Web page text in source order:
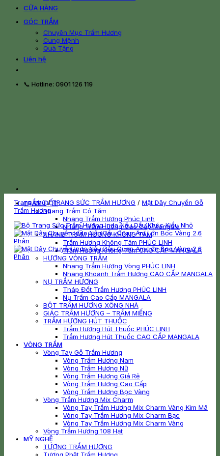
CỬA HÀNG
GÓC TRẦM
Chuyên Mục Trầm Hương
Cung Mệnh
Quà Tặng
Liên hệ
📞 Hotline: 0901 126 119
TRẦM ĐỐT
Nhang Trầm Có Tăm
Nhang Trầm Hương Phúc Linh
Nhang Trầm Hương Cao Cấp Mangala
NHANG TRẦM HƯƠNG KHÔNG TĂM
Trầm Hương Không Tăm PHÚC LINH
Trầm Hương Không Tăm CAO CẤP MANGALA
HƯƠNG VÒNG TRẦM
Nhang Trầm Hương Vòng PHÚC LINH
Nhang Khoanh Trầm Hương CAO CẤP MANGALA
NỤ TRẦM HƯƠNG
Tháp Đốt Trầm Hương PHÚC LINH
Nụ Trầm Cao Cấp MANGALA
BỘT TRẦM HƯƠNG XÔNG NHÀ
GIÁC TRẦM HƯƠNG – TRẦM MIẾNG
TRẦM HƯƠNG HÚT THUỐC
Trầm Hương Hút Thuốc PHÚC LINH
Trầm Hương Hút Thuốc CAO CẤP MANGALA
VÒNG TRẦM
Vòng Tay Gỗ Trầm Hương
Vòng Trầm Hương Nam
Vòng Trầm Hương Nữ
Vòng Trầm Hương Giá Rẻ
Vòng Trầm Hương Cao Cấp
Vòng Trầm Hương Bọc Vàng
Vòng Trầm Hương Mix Charm
Vòng Tay Trầm Hương Mix Charm Vàng Kim Mã
Vòng Tay Trầm Hương Mix Charm Bạc
Vòng Tay Trầm Hương Mix Charm Vàng
Vòng Trầm Hương 108 Hạt
MỸ NGHỆ
TƯỢNG TRẦM HƯƠNG
Tượng Phật Trầm Hương
Trang chủ / TRANG SỨC TRẦM HƯƠNG / Mặt Dây Chuyền Gỗ
Trầm Hương